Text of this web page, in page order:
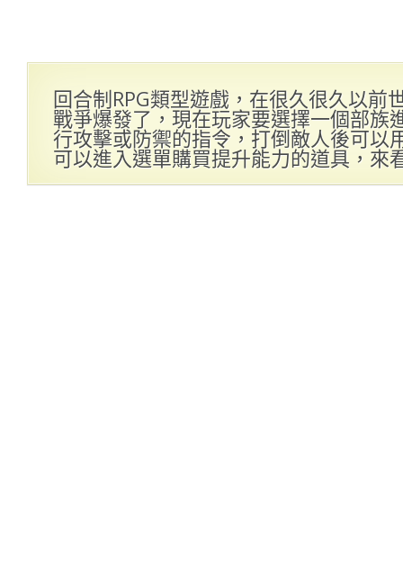
回合制RPG類型遊戲，在很久很久以前
戰爭爆發了，現在玩家要選擇一個部族
行攻擊或防禦的指令，打倒敵人後可以
可以進入選單購買提升能力的道具，來